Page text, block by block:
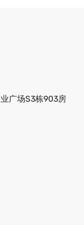
广场S3栋903房